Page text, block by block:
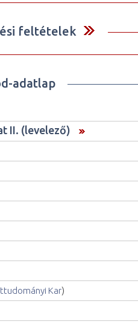
feltételek
adatlap
II. (levelező)
Kar)